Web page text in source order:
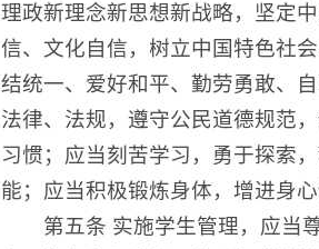
理政新理念新思想新战略，坚定
信、文化自信，树立中国特色社
结统一、爱好和平、勤劳勇敢、
法律、法规，遵守公民道德规范
习惯；应当刻苦学习，勇于探索
能；应当积极锻炼身体，增进身
第五条 实施学生管理，应当